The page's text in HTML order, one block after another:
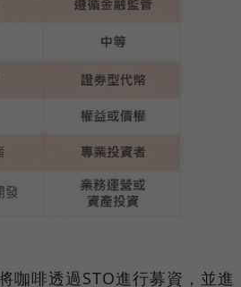
咖啡透過STO進行募資，並進